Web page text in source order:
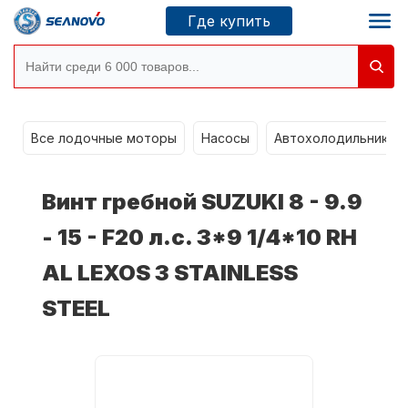
Где купить
Новосибирск
Сервисные центры
Моторы SEANOVO
Моторы CONDOR
Все лодочные моторы Насосы Автохолодильники
Винт гребной SUZUKI 8 - 9.9
- 15 - F20 л.с. 3*9 1/4*10 RH
AL LEXOS 3 STAINLESS
STEEL